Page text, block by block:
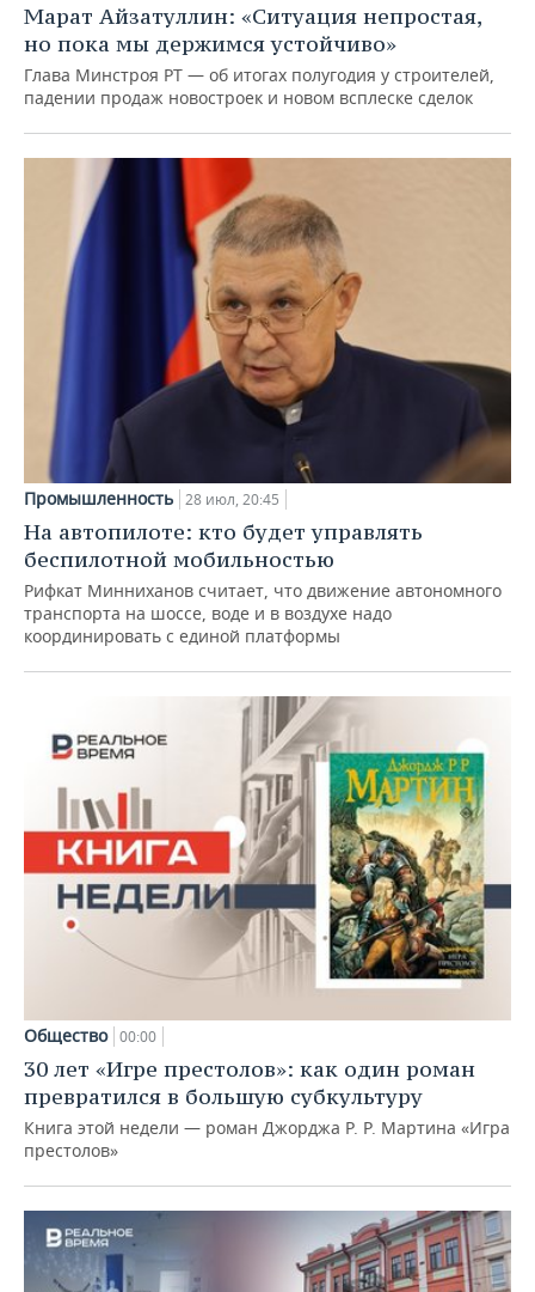
Марат Айзатуллин: «Ситуация непростая,
но пока мы держимся устойчиво»
Глава Минстроя РТ — об итогах полугодия у строителей,
падении продаж новостроек и новом всплеске сделок
Промышленность 28 июл, 20:45
На автопилоте: кто будет управлять
беспилотной мобильностью
Рифкат Минниханов считает, что движение автономного
транспорта на шоссе, воде и в воздухе надо
координировать с единой платформы
Общество 00:00
30 лет «Игре престолов»: как один роман
превратился в большую субкультуру
Книга этой недели — роман Джорджа Р. Р. Мартина «Игра
престолов»